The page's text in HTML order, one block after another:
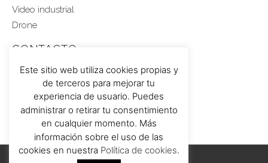
Video industrial
Drone
CONTACTO
Rubén 617 459 543
Este sitio web utiliza cookies propias y
de terceros para mejorar tu
experiencia de usuario. Puedes
administrar o retirar tu consentimiento
en cualquier momento. Más
información sobre el uso de las
cookies en nuestra Política de cookies.